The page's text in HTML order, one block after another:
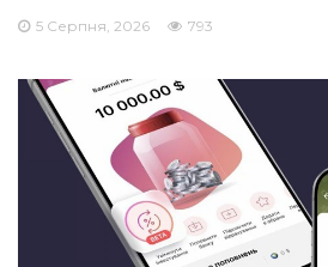
5 Серпня, 2026 793